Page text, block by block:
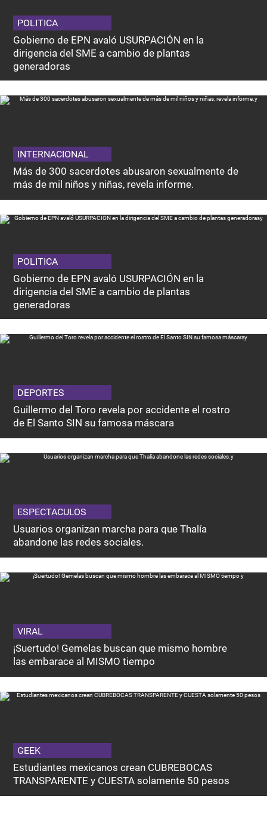
POLITICA
Gobierno de EPN avaló USURPACIÓN en la
dirigencia del SME a cambio de plantas
generadoras
INTERNACIONAL
Más de 300 sacerdotes abusaron sexualmente de
más de mil niños y niñas, revela informe.
POLITICA
Gobierno de EPN avaló USURPACIÓN en la
dirigencia del SME a cambio de plantas
generadoras
DEPORTES
Guillermo del Toro revela por accidente el rostro
de El Santo SIN su famosa máscara
ESPECTACULOS
Usuarios organizan marcha para que Thalía
abandone las redes sociales.
VIRAL
¡Suertudo! Gemelas buscan que mismo hombre
las embarace al MISMO tiempo
GEEK
Estudiantes mexicanos crean CUBREBOCAS
TRANSPARENTE y CUESTA solamente 50 pesos